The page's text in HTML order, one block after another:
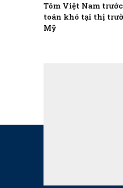
Tôm Việt Nam
toán khó tại thị
Mỹ